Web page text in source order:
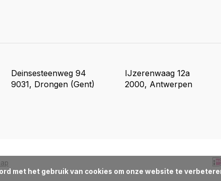
Deinsesteenweg 94
9031, Drongen (Gent)
IJzerenwaag 12a
2000, Antwerpen
met het gebruik van cookies om onze website te